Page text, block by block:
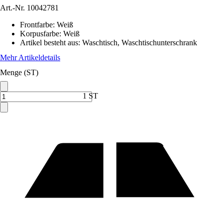
Art.-Nr. 10042781
Frontfarbe: Weiß
Korpusfarbe: Weiß
Artikel besteht aus: Waschtisch, Waschtischunterschrank
Mehr Artikeldetails
Menge (ST)
1 ST